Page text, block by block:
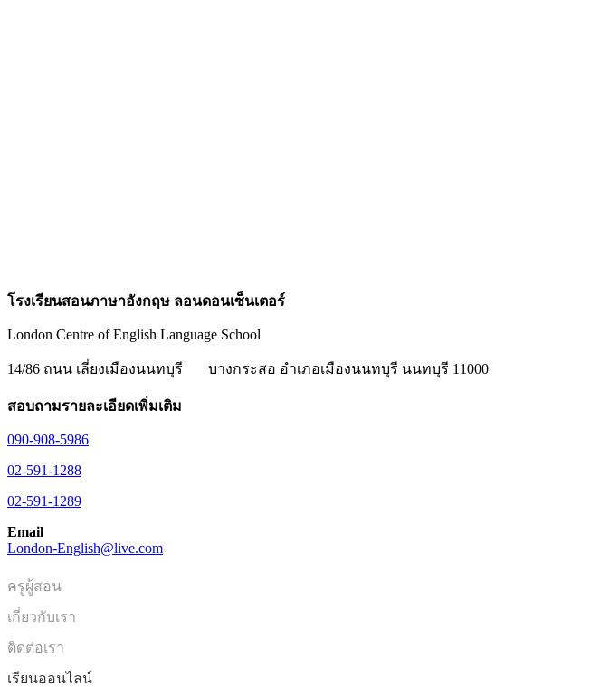
โรงเรียนสอนภาษาอังกฤษ ลอนดอนเซ็นเตอร์
London Centre of English Language School
14/86 ถนน เลี่ยงเมืองนนทบุรี บางกระสอ อำเภอเมืองนนทบุรี นนทบุรี 11000
สอบถามรายละเอียดเพิ่มเติม
090-908-5986
02-591-1288
02-591-1289
Email
London-English@live.com
ครูผู้สอน
เกี่ยวกับเรา
ติดต่อเรา
เรียนออนไลน์